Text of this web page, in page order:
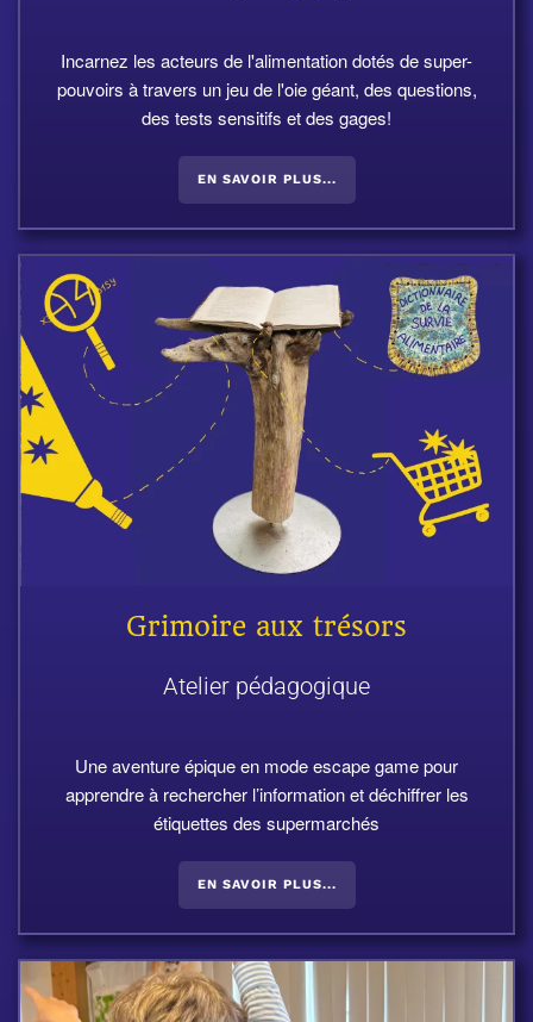
Incarnez les acteurs de l'alimentation dotés de super-
pouvoirs à travers un jeu de l'oie géant, des questions,
des tests sensitifs et des gages!
EN SAVOIR PLUS...
Grimoire aux trésors
Atelier pédagogique
Une aventure épique en mode escape game pour
apprendre à rechercher l’information et déchiffrer les
étiquettes des supermarchés
EN SAVOIR PLUS...